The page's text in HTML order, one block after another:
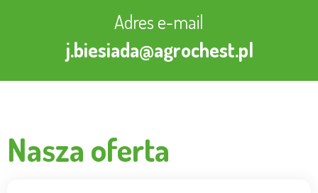
Adres e-mail
j.biesiada@agrochest.pl
Nasza oferta